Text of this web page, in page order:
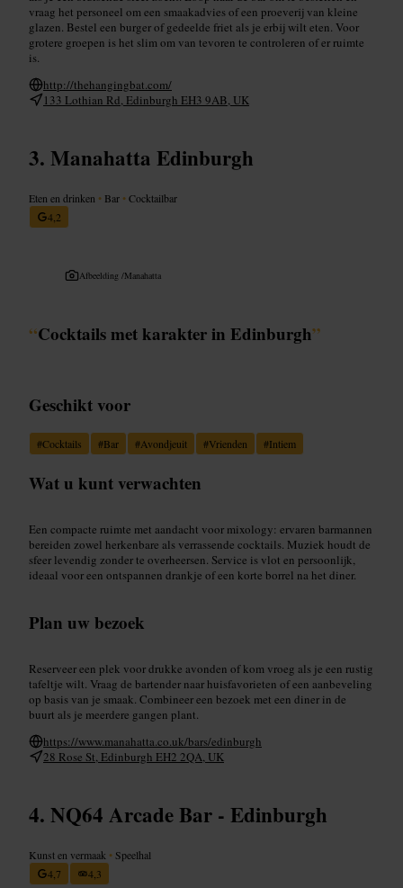
vraag het personeel om een smaakadvies of een proeverij van kleine
glazen. Bestel een burger of gedeelde friet als je erbij wilt eten. Voor
grotere groepen is het slim om van tevoren te controleren of er ruimte
is.
http://thehangingbat.com/
133 Lothian Rd, Edinburgh EH3 9AB, UK
Manahatta Edinburgh
Eten en drinken • Bar •Cocktailbar
4,2
Afbeelding /Manahatta
“Cocktails met karakter in Edinburgh”
Geschikt voor
#Cocktails #Bar #Avondjeuit #Vrienden #Intiem
Wat u kunt verwachten
Een compacte ruimte met aandacht voor mixology: ervaren barmannen
bereiden zowel herkenbare als verrassende cocktails. Muziek houdt de
sfeer levendig zonder te overheersen. Service is vlot en persoonlijk,
ideaal voor een ontspannen drankje of een korte borrel na het diner.
Plan uw bezoek
Reserveer een plek voor drukke avonden of kom vroeg als je een rustig
tafeltje wilt. Vraag de bartender naar huisfavorieten of een aanbeveling
op basis van je smaak. Combineer een bezoek met een diner in de
buurt als je meerdere gangen plant.
https://www.manahatta.co.uk/bars/edinburgh
28 Rose St, Edinburgh EH2 2QA, UK
NQ64 Arcade Bar - Edinburgh
Kunst en vermaak • Speelhal
4,7
4,3